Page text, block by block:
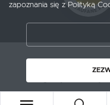
zapoznania się z Polityką